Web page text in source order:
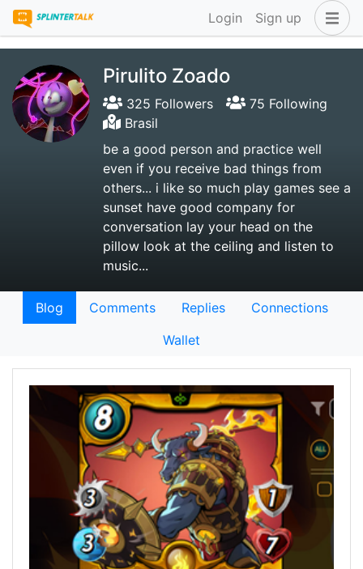
Login Sign up
Pirulito Zoado
325 Followers
75 Following
Brasil
be a good person and practice well
even if you receive bad things from
others... i like so much play games see a
sunset have good company for
conversation lay your head on the
pillow look at the ceiling and listen to
music...
Blog Comments Replies
Connections
Wallet